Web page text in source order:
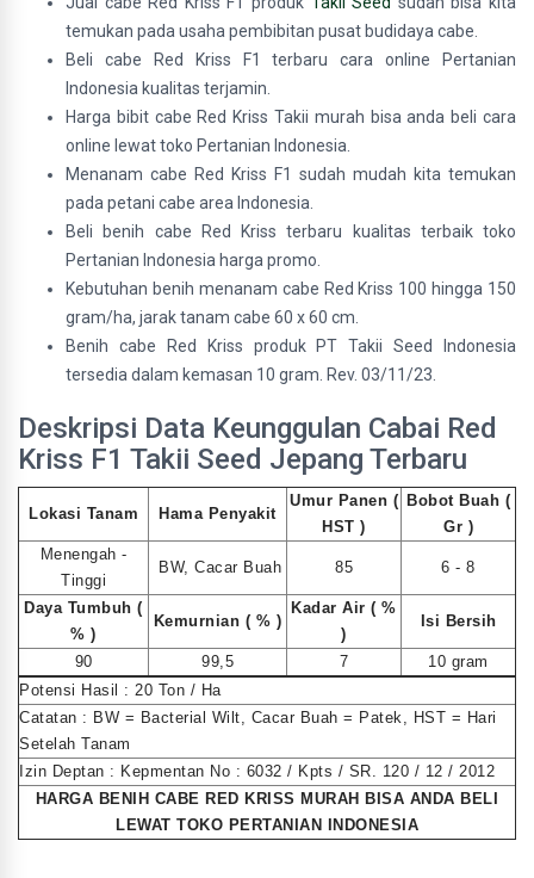
temukan pada usaha pembibitan pusat budidaya cabe.
Beli cabe Red Kriss F1 terbaru cara online Pertanian
Indonesia kualitas terjamin.
Harga bibit cabe Red Kriss Takii murah bisa anda beli cara
online lewat toko Pertanian Indonesia.
Menanam cabe Red Kriss F1 sudah mudah kita temukan
pada petani cabe area Indonesia.
Beli benih cabe Red Kriss terbaru kualitas terbaik toko
Pertanian Indonesia harga promo.
Kebutuhan benih menanam cabe Red Kriss 100 hingga 150
gram/ha, jarak tanam cabe 60 x 60 cm.
Benih cabe Red Kriss produk PT Takii Seed Indonesia
tersedia dalam kemasan 10 gram. Rev. 03/11/23.
Deskripsi Data Keunggulan Cabai Red
Kriss F1 Takii Seed Jepang Terbaru
Lokasi Tanam Hama Penyakit
Umur Panen (
HST )
Bobot Buah (
Gr )
Menengah -
Tinggi
BW, Cacar Buah 85 6 - 8
Daya Tumbuh (
% )
Kemurnian ( % )
Kadar Air ( %
)
Isi Bersih
90 99,5 7
10 gram
Potensi Hasil : 20 Ton / Ha
Catatan : BW = Bacterial Wilt, Cacar Buah = Patek, HST = Hari
Setelah Tanam
Izin Deptan : Kepmentan No : 6032 / Kpts / SR. 120 / 12 / 2012
HARGA BENIH CABE RED KRISS MURAH BISA ANDA BELI
LEWAT TOKO PERTANIAN INDONESIA